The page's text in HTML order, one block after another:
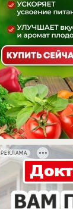
РЕКЛАМА